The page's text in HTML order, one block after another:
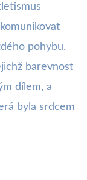
pohybu.
barevnost
dílem, a
byla srdcem